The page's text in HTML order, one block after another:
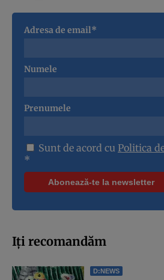
Adresa de email*
Numele
Prenumele
Sunt de acord cu Politica
*
Iți recomandăm
D:NEWS